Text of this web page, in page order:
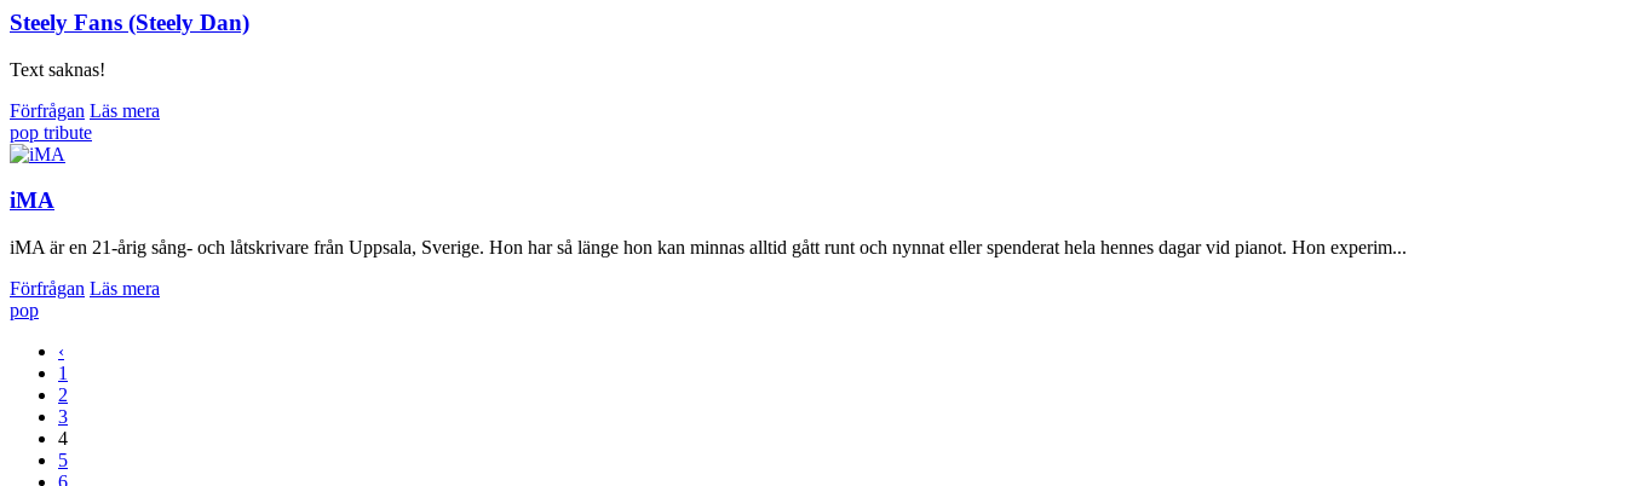
Steely Fans (Steely Dan)
Text saknas!
Förfrågan Läs mera
pop tribute
iMA
iMA är en 21-årig sång- och låtskrivare från Uppsala, Sverige. Hon har så länge hon kan minnas alltid gått runt och nynnat eller spenderat hela hennes dagar vid pianot. Hon experim...
Förfrågan Läs mera
pop
‹
1
2
3
4
5
6